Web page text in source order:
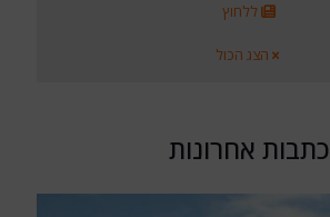
ללחוץ
הצג הכול
כתבות אחרונות